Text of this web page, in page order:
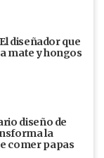
diseñador que
mate y hongos
diseño de
la
comer papas